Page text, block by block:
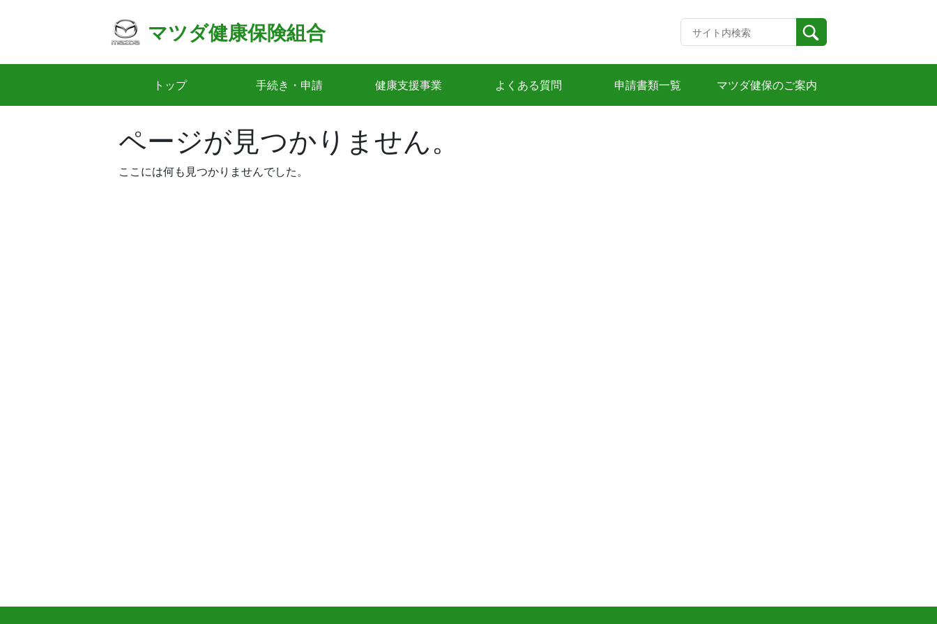
マツダ健康保険組合
トップ 手続き・申請 健康支援事業 よくある質問 申請書類一覧 マツダ健保のご案内
ページが見つかりません。
ここには何も見つかりませんでした。